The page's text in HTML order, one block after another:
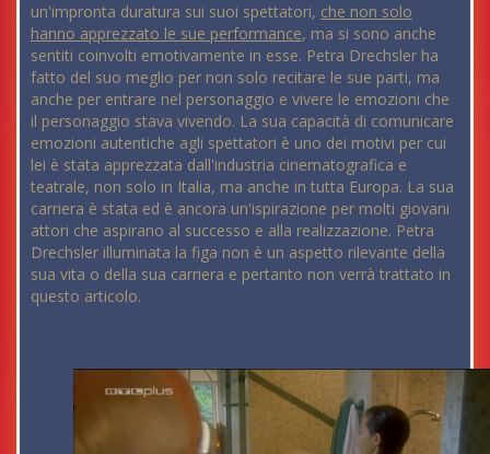
un'impronta duratura sui suoi spettatori, che non solo
hanno apprezzato le sue performance, ma si sono anche
sentiti coinvolti emotivamente in esse. Petra Drechsler ha
fatto del suo meglio per non solo recitare le sue parti, ma
anche per entrare nel personaggio e vivere le emozioni che
il personaggio stava vivendo. La sua capacità di comunicare
emozioni autentiche agli spettatori è uno dei motivi per cui
lei è stata apprezzata dall'industria cinematografica e
teatrale, non solo in Italia, ma anche in tutta Europa. La sua
carriera è stata ed è ancora un'ispirazione per molti giovani
attori che aspirano al successo e alla realizzazione. Petra
Drechsler illuminata la figa non è un aspetto rilevante della
sua vita o della sua carriera e pertanto non verrà trattato in
questo articolo.